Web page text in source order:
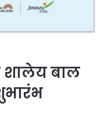
शालेय बाल